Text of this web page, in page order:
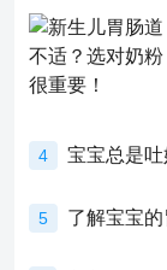
4 宝宝总是吐
5 了解宝宝